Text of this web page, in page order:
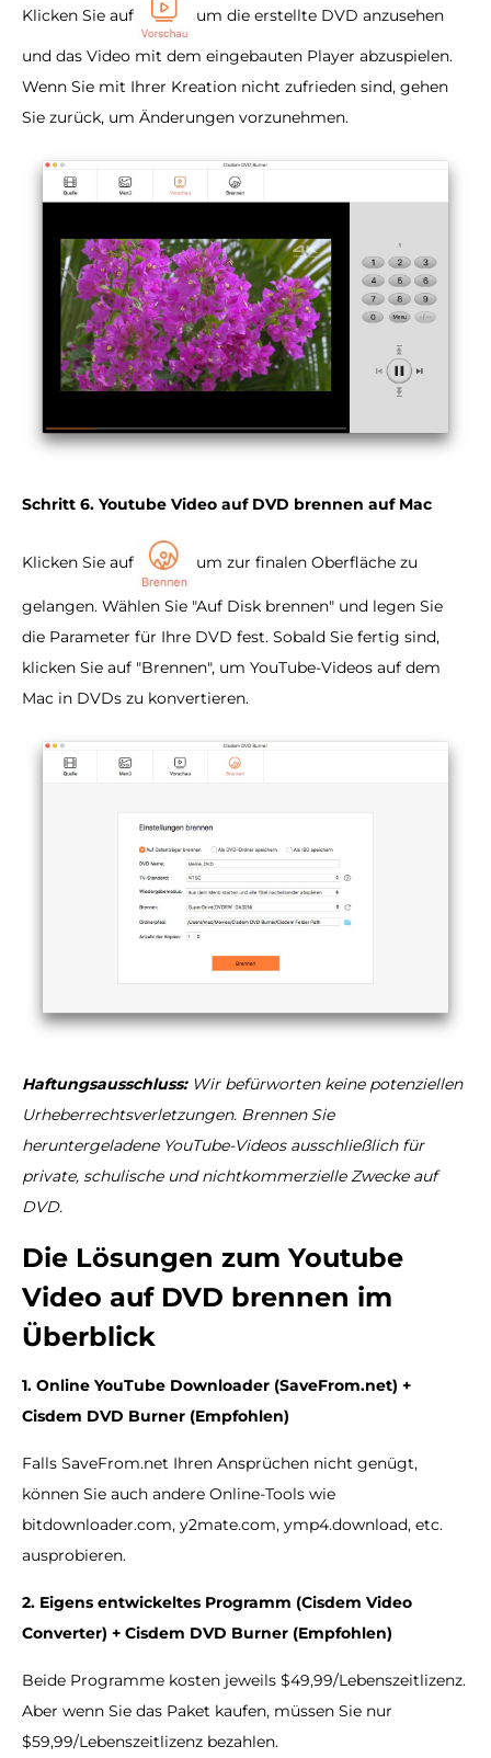
Klicken Sie auf um die erstellte DVD anzusehen
und das Video mit dem eingebauten Player abzuspielen.
Wenn Sie mit Ihrer Kreation nicht zufrieden sind, gehen
Sie zurück, um Änderungen vorzunehmen.
Schritt 6. Youtube Video auf DVD brennen auf Mac
Klicken Sie auf um zur finalen Oberfläche zu
gelangen. Wählen Sie "Auf Disk brennen" und legen Sie
die Parameter für Ihre DVD fest. Sobald Sie fertig sind,
klicken Sie auf "Brennen", um YouTube-Videos auf dem
Mac in DVDs zu konvertieren.
Haftungsausschluss:Wir befürworten keine potenziellen
Urheberrechtsverletzungen. Brennen Sie
heruntergeladene YouTube-Videos ausschließlich für
private, schulische und nichtkommerzielle Zwecke auf
DVD.
Die Lösungen zum Youtube
Video auf DVD brennen im
Überblick
1. Online YouTube Downloader (SaveFrom.net) +
Cisdem DVD Burner (Empfohlen)
Falls SaveFrom.net Ihren Ansprüchen nicht genügt,
können Sie auch andere Online-Tools wie
bitdownloader.com, y2mate.com, ymp4.download, etc.
ausprobieren.
2. Eigens entwickeltes Programm (Cisdem Video
Converter) + Cisdem DVD Burner (Empfohlen)
Beide Programme kosten jeweils $49,99/Lebenszeitlizenz.
Aber wenn Sie das Paket kaufen, müssen Sie nur
$59,99/Lebenszeitlizenz bezahlen.